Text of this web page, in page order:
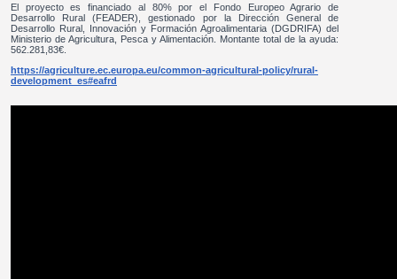
El proyecto es financiado al 80% por el Fondo Europeo Agrario de
Desarrollo Rural (FEADER), gestionado por la Dirección General de
Desarrollo Rural, Innovación y Formación Agroalimentaria (DGDRIFA) del
Ministerio de Agricultura, Pesca y Alimentación. Montante total de la ayuda:
562.281,83€.
https://agriculture.ec.europa.eu/common-agricultural-policy/rural-
development_es#eafrd